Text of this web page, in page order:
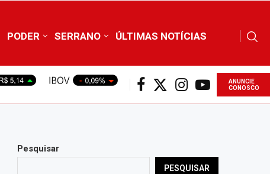
PODER SERRANO ÚLTIMAS NOTÍCIAS
ANUNCIE
CONOSCO
Pesquisar
PESQUISAR